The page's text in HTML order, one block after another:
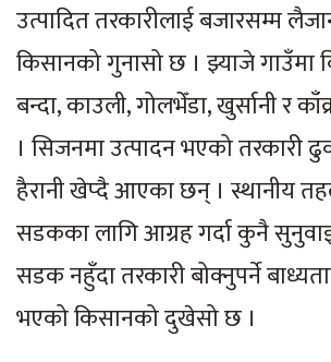
उत्पादित तरकारीलाई बजारसम्म
किसानको गुनासो छ । झ्याजे
बन्दा, काउली, गोलभेँडा, खुर्सानी र
। सिजनमा उत्पादन भएको तरकारी
हैरानी खेप्दै आएका छन् । स्थानीय
सडकका लागि आग्रह गर्दा कुनै
सडक नहुँदा तरकारी बोक्नुपर्ने
भएको किसानको दुखेसो छ ।